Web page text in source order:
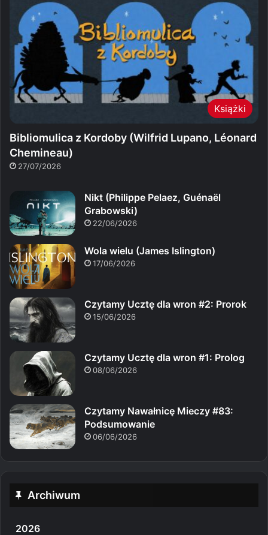
Książki
Bibliomulica z Kordoby (Wilfrid Lupano, Léonard
Chemineau)
27/07/2026
Nikt (Philippe Pelaez, Guénaël
Grabowski)
22/06/2026
Wola wielu (James Islington)
17/06/2026
Czytamy Ucztę dla wron #2: Prorok
15/06/2026
Czytamy Ucztę dla wron #1: Prolog
08/06/2026
Czytamy Nawałnicę Mieczy #83:
Podsumowanie
06/06/2026
Archiwum
2026